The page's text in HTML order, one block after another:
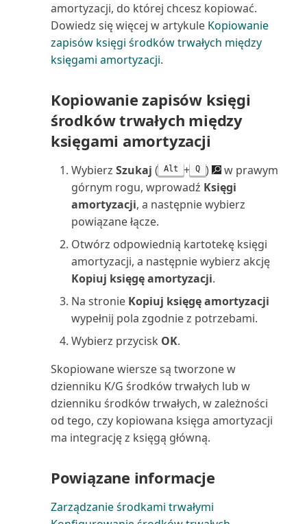
Wbudowane raporty finansowe
w Business Central
Wbudowane raporty rachunku
Wbudowane raporty VAT w
Wiekowanie należności (z datą
wsteczną)
Wiekowanie zobowiązań (z datą
wsteczną)
Wiele numerów rejestracji VAT
Wskaźniki KPI i miary aplikacji
Finanse (Power BI)
Wybór raportów dla raportów
finansowych w Busin...
Wyświetlanie raportu
finansowego
Zamykanie zapisów księgi
Zapisy księgi głównej
Przedmioty serwisu (raport)
Przedmioty serwisu bez
gwarancji (raport)
Przedpłacone zapisy kontraktu
(raport)
Płatności wstrzymane (raport)
Rachunek przepływów
pieniężnych (raport)
Raport uzgodnienia VAT (raport)
Raportowanie finansowe
(raport)
Rejestr K/G (raport)
Rejestr konserwacji (raport)
Rejestr projektów (raport)
Rejestr VAT (raport)
Rejestr zasobów (raport)
amortyzacji, do której chcesz kopiować.
Dowiedz się więcej w artykule Kopiowanie
zapisów księgi środków trwałych między
księgami amortyzacji.
Kopiowanie zapisów księgi
środków trwałych między
księgami amortyzacji
Wybierz Szukaj ( Alt + Q )
w prawym
górnym rogu, wprowadź Księgi
amortyzacji, a następnie wybierz
powiązane łącze.
Otwórz odpowiednią kartotekę księgi
amortyzacji, a następnie wybierz akcję
Kopiuj księgę amortyzacji.
Na stronie Kopiuj księgę amortyzacji
wypełnij pola zgodnie z potrzebami.
Wybierz przycisk OK.
Skopiowane wiersze są tworzone w
dzienniku K/G środków trwałych lub w
dzienniku środków trwałych, w zależności
od tego, czy kopiowana księga amortyzacji
ma integrację z księgą główną.
Powiązane informacje
Zarządzanie środkami trwałymi